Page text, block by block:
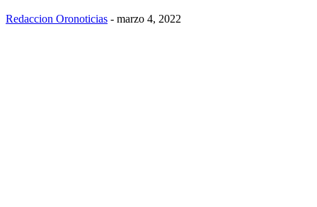
Redaccion Oronoticias - marzo 4, 2022